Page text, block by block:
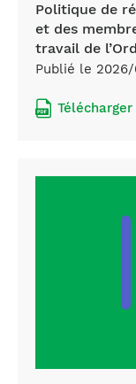
Politique de
et des
travail de
Publié le
Télécharger